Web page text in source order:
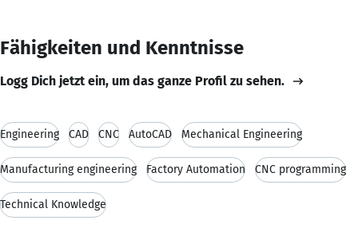
Fähigkeiten und Kenntnisse
Logg Dich jetzt ein, um das ganze Profil zu sehen.
Engineering CAD CNC AutoCAD Mechanical Engineering
Manufacturing engineering Factory Automation CNC programming
Technical Knowledge